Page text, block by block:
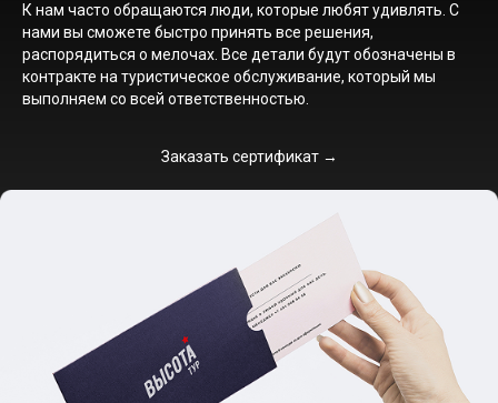
К нам часто обращаются люди, которые любят удивлять. С
нами вы сможете быстро принять все решения,
распорядиться о мелочах. Все детали будут обозначены в
контракте на туристическое обслуживание, который мы
выполняем со всей ответственностью.
Заказать сертификат →